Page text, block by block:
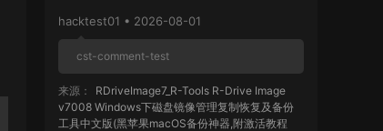
hacktest01 • 2026-08-01
cst-comment-test
来源：
RDriveImage7_R-Tools R-Drive Image
v7008 Windows下磁盘镜像管理复制恢复及备份
工具中文版(黑苹果macOS备份神器,附激活教程